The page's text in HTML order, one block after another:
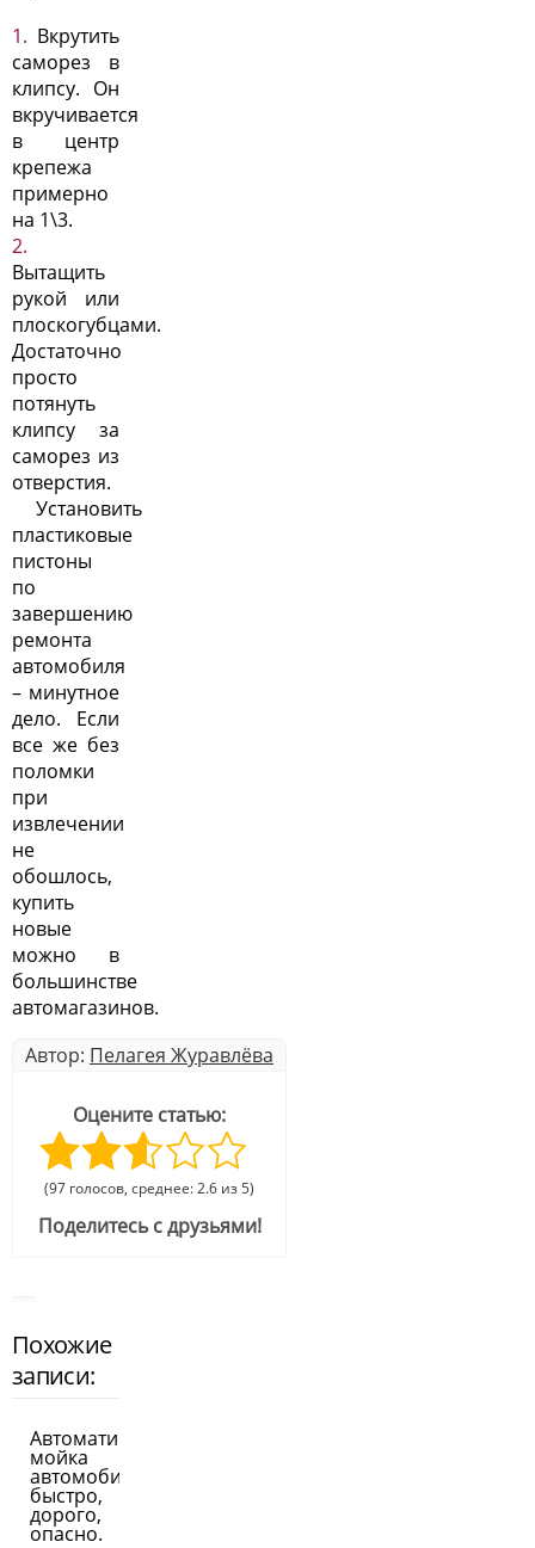
Вкрутить
саморез в
клипсу. Он
вкручивается
в центр
крепежа
примерно
на 1\3.
Вытащить
рукой или
плоскогубцами.
Достаточно
просто
потянуть
клипсу за
саморез из
отверстия.
Установить
пластиковые
пистоны
по
завершению
ремонта
автомобиля
– минутное
дело. Если
все же без
поломки
при
извлечении
не
обошлось,
купить
новые
можно в
большинстве
автомагазинов.
Автор: Пелагея Журавлёва
Оцените статью:
(97 голосов, среднее: 2.6 из 5)
Поделитесь с друзьями!
Похожие
записи:
Автоматическая
мойка
автомобиля:
быстро,
дорого,
опасно.